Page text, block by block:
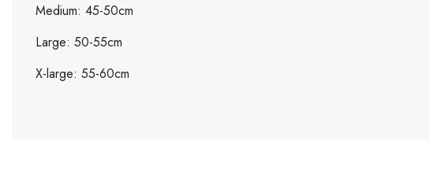
Medium: 45-50cm
Large: 50-55cm
X-large: 55-60cm